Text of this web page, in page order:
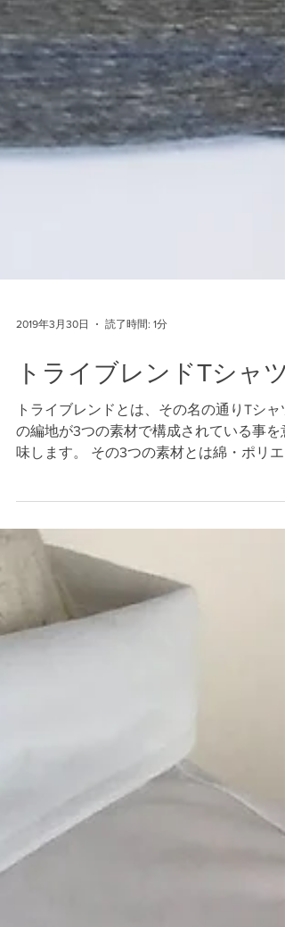
2019年3月30日 読了時間: 1分
トライブレンドTシャツ
トライブレンドとは、その名の通りTシャ
味します。 その3つの素材とは綿・ポリエ
テル・レーヨンの3つで、それぞれ絶妙の
レンドで配合されています。 この素材の特
徴は柔らかで肌触りが良く、洗濯しても乾
やすく、クタクタになりにくいとい...